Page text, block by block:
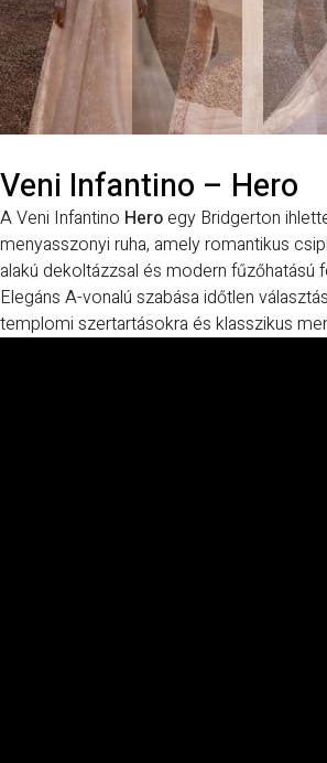
Veni Infantino – Hero
A Veni Infantino Heroegy Bridgerton
menyasszonyi ruha, amely romantikus
alakú dekoltázzsal és modern fűzőhatású
Elegáns A-vonalú szabása időtlen
templomi szertartásokra és klasszikus